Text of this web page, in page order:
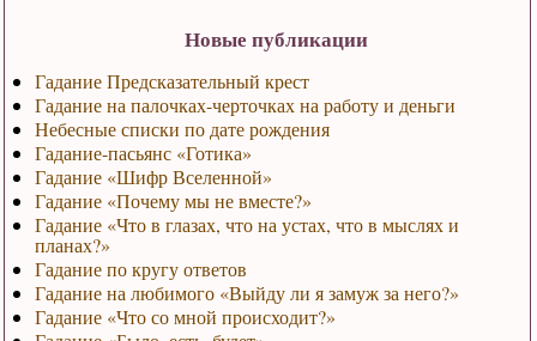
Новые публикации
Гадание Предсказательный крест
Гадание на палочках-черточках на работу и деньги
Небесные списки по дате рождения
Гадание-пасьянс «Готика»
Гадание «Шифр Вселенной»
Гадание «Почему мы не вместе?»
Гадание «Что в глазах, что на устах, что в мыслях и
планах?»
Гадание по кругу ответов
Гадание на любимого «Выйду ли я замуж за него?»
Гадание «Что со мной происходит?»